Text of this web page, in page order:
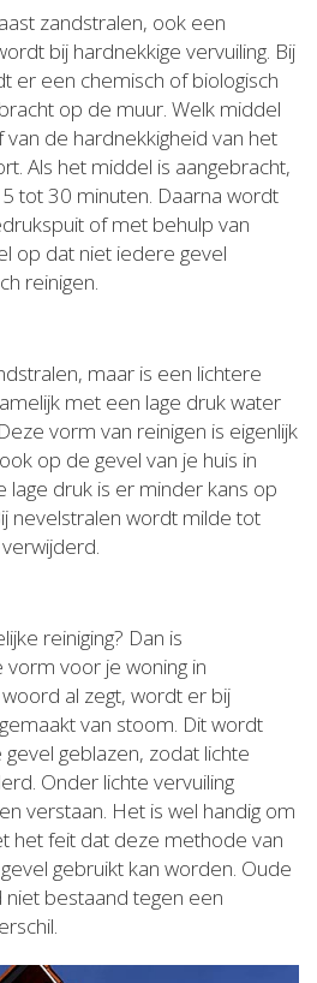
zandstralen, ook een
bij hardnekkige vervuiling. Bij
er een chemisch of biologisch
op de muur. Welk middel
de hardnekkigheid van het
Als het middel is aangebracht,
tot 30 minuten. Daarna wordt
of met behulp van
op dat niet iedere gevel
reinigen.
maar is een lichtere
met een lage druk water
vorm van reinigen is eigenlijk
op de gevel van je huis in
lage druk is er minder kans op
nevelstralen wordt milde tot
reiniging? Dan is
voor je woning in
al zegt, wordt er bij
van stoom. Dit wordt
geblazen, zodat lichte
Onder lichte vervuiling
verstaan. Het is wel handig om
het feit dat deze methode van
gebruikt kan worden. Oude
bestaand tegen een